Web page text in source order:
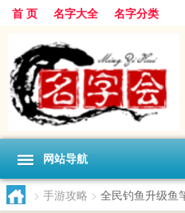
首 页 名字大全 名字分类
网站导航
> 手游攻略 > 全民钓鱼升级鱼